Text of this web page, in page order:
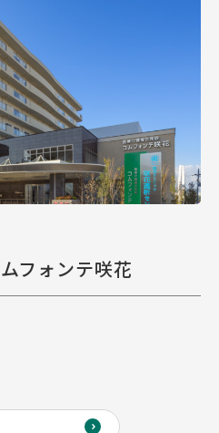
フォンテ咲花